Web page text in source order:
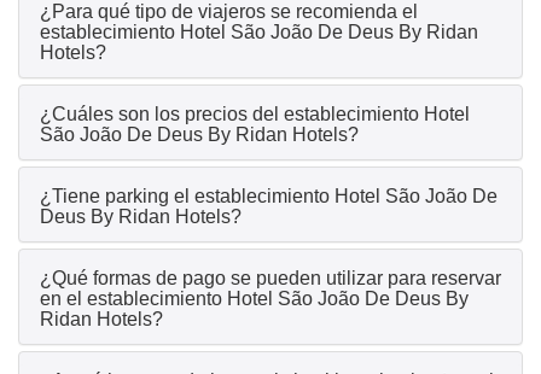
¿Para qué tipo de viajeros se recomienda el
establecimiento Hotel São João De Deus By Ridan
Hotels?
¿Cuáles son los precios del establecimiento Hotel
São João De Deus By Ridan Hotels?
¿Tiene parking el establecimiento Hotel São João De
Deus By Ridan Hotels?
¿Qué formas de pago se pueden utilizar para reservar
en el establecimiento Hotel São João De Deus By
Ridan Hotels?